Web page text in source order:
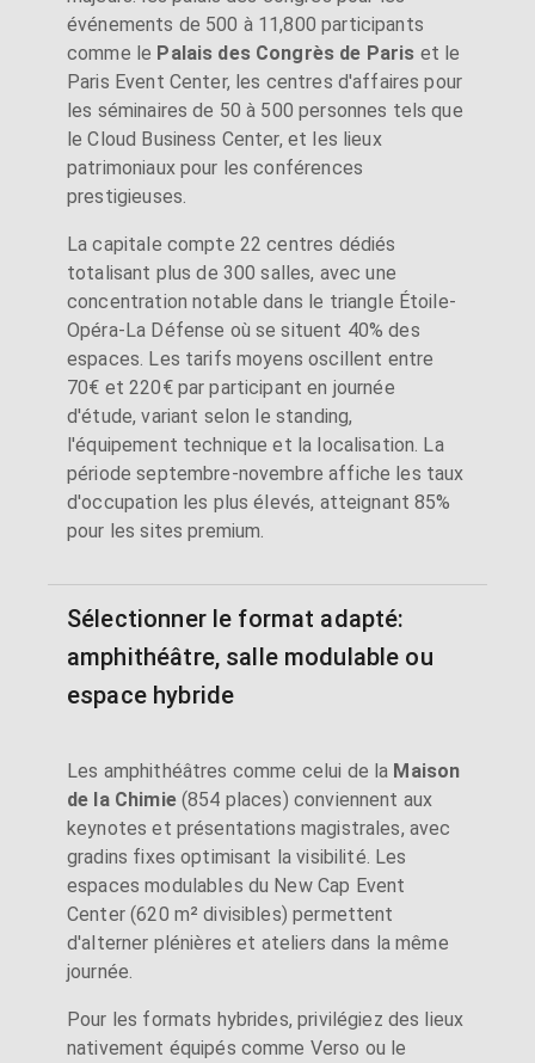
événements de 500 à 11,800 participants
comme le Palais des Congrès de Paris et le
Paris Event Center, les centres d'affaires pour
les séminaires de 50 à 500 personnes tels que
le Cloud Business Center, et les lieux
patrimoniaux pour les conférences
prestigieuses.
La capitale compte 22 centres dédiés
totalisant plus de 300 salles, avec une
concentration notable dans le triangle Étoile-
Opéra-La Défense où se situent 40% des
espaces. Les tarifs moyens oscillent entre
70€ et 220€ par participant en journée
d'étude, variant selon le standing,
l'équipement technique et la localisation. La
période septembre-novembre affiche les taux
d'occupation les plus élevés, atteignant 85%
pour les sites premium.
Sélectionner le format adapté:
amphithéâtre, salle modulable ou
espace hybride
Les amphithéâtres comme celui de la Maison
de la Chimie(854 places) conviennent aux
keynotes et présentations magistrales, avec
gradins fixes optimisant la visibilité. Les
espaces modulables du New Cap Event
Center (620 m² divisibles) permettent
d'alterner plénières et ateliers dans la même
journée.
Pour les formats hybrides, privilégiez des lieux
nativement équipés comme Verso ou le